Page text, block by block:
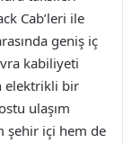
Cab’leri ile
geniş iç
kabiliyeti
elektrikli bir
ulaşım
şehir içi hem de